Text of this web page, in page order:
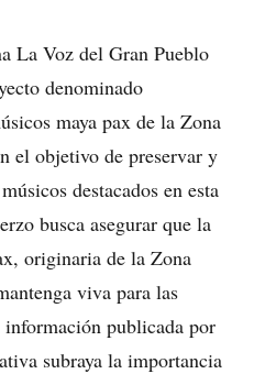
La Voz del Gran Pueblo
denominado
maya pax de la Zona
el objetivo de preservar y
destacados en esta
busca asegurar que la
originaria de la Zona
viva para las
información publicada por
subraya la importancia